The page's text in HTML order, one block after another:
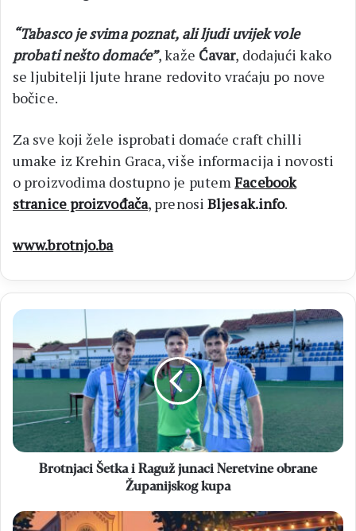
“Tabasco je svima poznat, ali ljudi uvijek vole
probati nešto domaće”, kaže Ćavar, dodajući kako
se ljubitelji ljute hrane redovito vraćaju po nove
bočice.
Za sve koji žele isprobati domaće craft chilli
umake iz Krehin Graca, više informacija i novosti
o proizvodima dostupno je putemFacebook
stranice proizvođača, prenosiBljesak.info.
www.brotnjo.ba
Brotnjaci
i
Raguž
junaci
obrane
Županijskog
kupa
Brotnjaci Šetka i Raguž junaci Neretvine obrane
Županijskog kupa
Susret